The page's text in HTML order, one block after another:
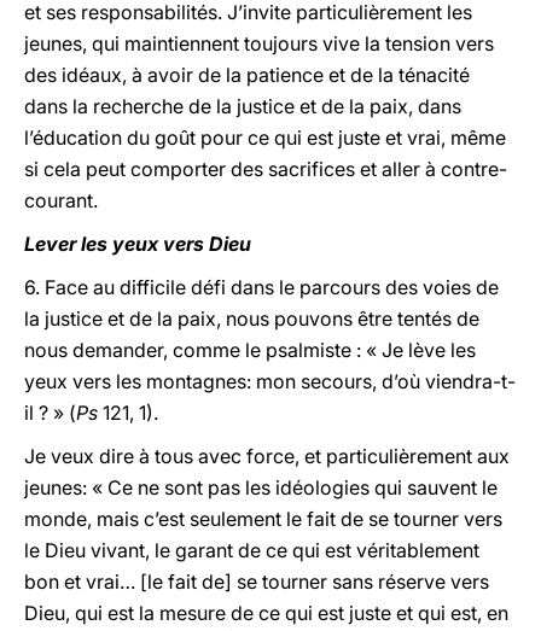
et ses responsabilités. J’invite particulièrement les
jeunes, qui maintiennent toujours vive la tension vers
des idéaux, à avoir de la patience et de la ténacité
dans la recherche de la justice et de la paix, dans
l’éducation du goût pour ce qui est juste et vrai, même
si cela peut comporter des sacrifices et aller à contre-
courant.
Lever les yeux vers Dieu
6. Face au difficile défi dans le parcours des voies de
la justice et de la paix, nous pouvons être tentés de
nous demander, comme le psalmiste : « Je lève les
yeux vers les montagnes: mon secours, d’où viendra-t-
il ? » (Ps 121, 1).
Je veux dire à tous avec force, et particulièrement aux
jeunes: « Ce ne sont pas les idéologies qui sauvent le
monde, mais c’est seulement le fait de se tourner vers
le Dieu vivant, le garant de ce qui est véritablement
bon et vrai… [le fait de] se tourner sans réserve vers
Dieu, qui est la mesure de ce qui est juste et qui est, en